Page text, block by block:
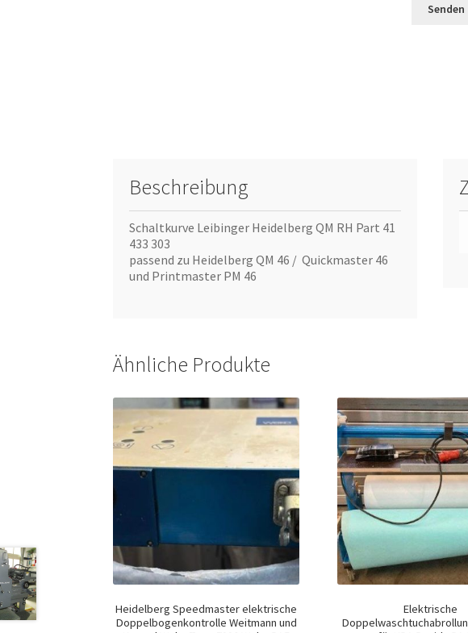
Beschreibung
Schaltkurve Leibinger Heidelberg QM RH Part 41
433 303
passend zu Heidelberg QM 46 / Quickmaster 46
und Printmaster PM 46
Ähnliche Produkte
Heidelberg Speedmaster elektrische
Doppelbogenkontrolle Weitmann und
Elektrische